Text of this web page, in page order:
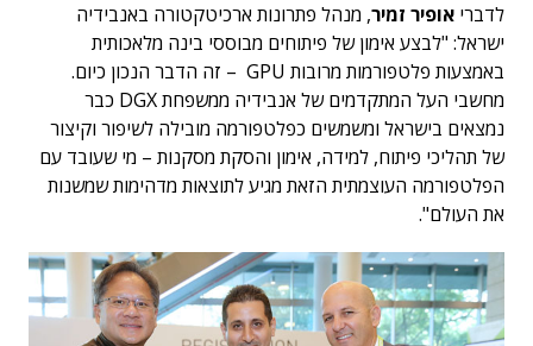
לדברי אופיר זמיר, מנהל פתרונות ארכיטקטורה באנבידיה
ישראל: "לבצע אימון של פיתוחים מבוססי בינה מלאכותית
באמצעות פלטפורמות מרובות GPU – זה הדבר הנכון כיום.
מחשבי העל המתקדמים של אנבידיה ממשפחת DGX כבר
נמצאים בישראל ומשמשים כפלטפורמה מובילה לשיפור וקיצור
של תהליכי פיתוח, למידה, אימון והסקת מסקנות – מי שעובד עם
הפלטפורמה העוצמתית הזאת מגיע לתוצאות מדהימות שמשנות
את העולם".